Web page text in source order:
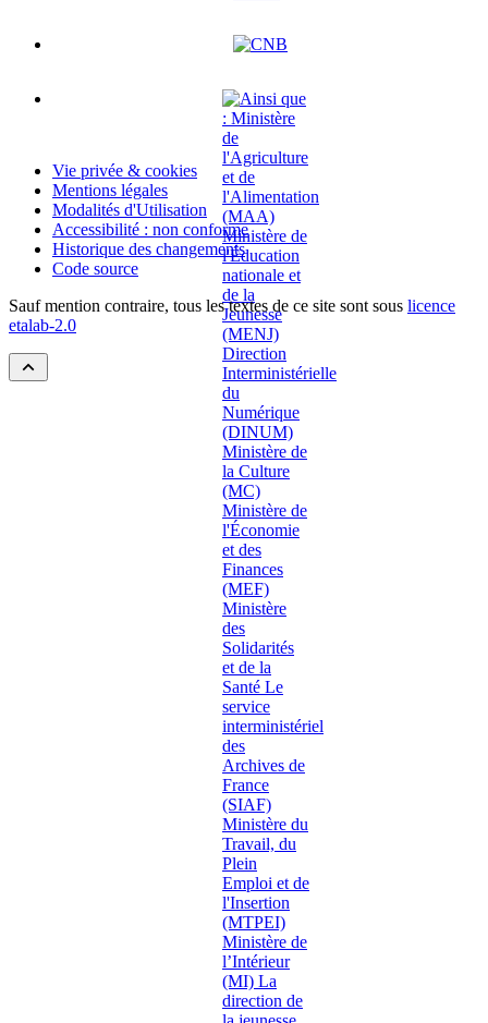
Vie privée & cookies
Mentions légales
Modalités d'Utilisation
Accessibilité : non conforme
Historique des changements
Code source
Sauf mention contraire, tous les textes de ce site sont sous licence
etalab-2.0